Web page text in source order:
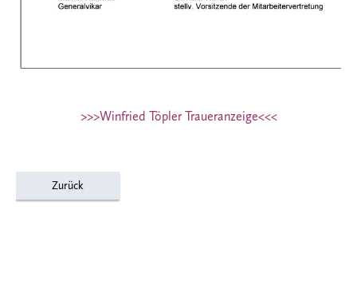
>>>Winfried Töpler Traueranzeige<<<
Zurück